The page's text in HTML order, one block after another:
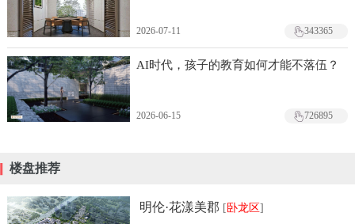
2026-07-11 343365
AI时代，孩子的教育如何才能不落伍？
2026-06-15 726895
楼盘推荐
明伦·花漾美郡 [ 卧龙区]